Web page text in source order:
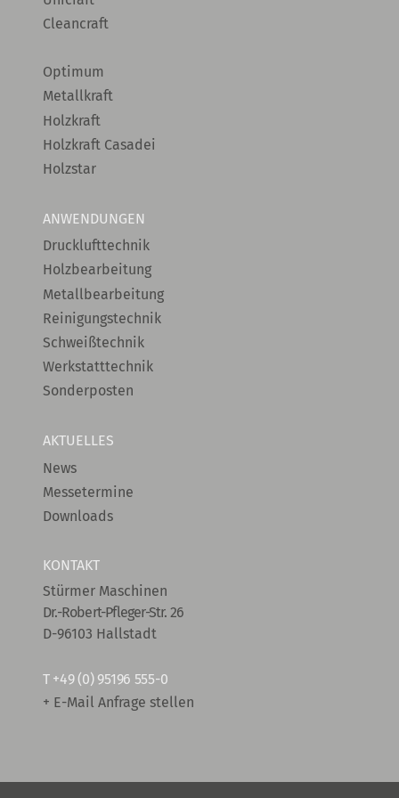
Cleancraft
Optimum
Metallkraft
Holzkraft
Holzkraft Casadei
Holzstar
ANWENDUNGEN
Drucklufttechnik
Holzbearbeitung
Metallbearbeitung
Reinigungstechnik
Schweißtechnik
Werkstatttechnik
Sonderposten
AKTUELLES
News
Messetermine
Downloads
KONTAKT
Stürmer Maschinen
Dr.-Robert-Pfleger-Str. 26
D-96103 Hallstadt
T +49 (0) 95196 555-0
+ E-Mail Anfrage stellen